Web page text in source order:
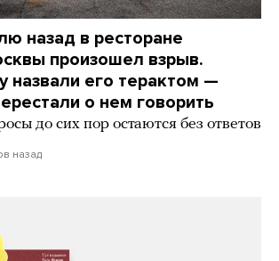
назад в ресторане
произошел взрыв.
назвали его терактом —
о нем говорить
до сих пор остаются без ответов
назад